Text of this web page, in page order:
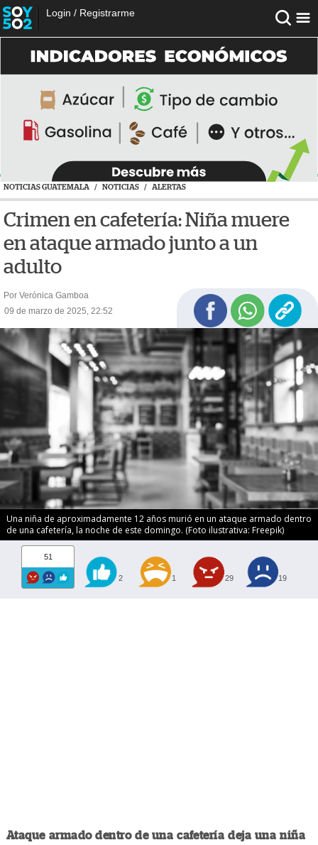
Login / Registrarme
NOTICIAS GUATEMALA / NOTICIAS / ALERTAS
Crimen en cafetería: Niña muere
en ataque armado junto a un
adulto
Por Verónica Gamboa
09 de marzo de 2025, 22:52
Una niña de aproximadamente 12 años murió en un ataque armado dentro
de una cafetería, la noche de este domingo. (Foto ilustrativa: Freepik)
51
2 1 29 19
Ataque armado dentro de una cafetería deja una niña